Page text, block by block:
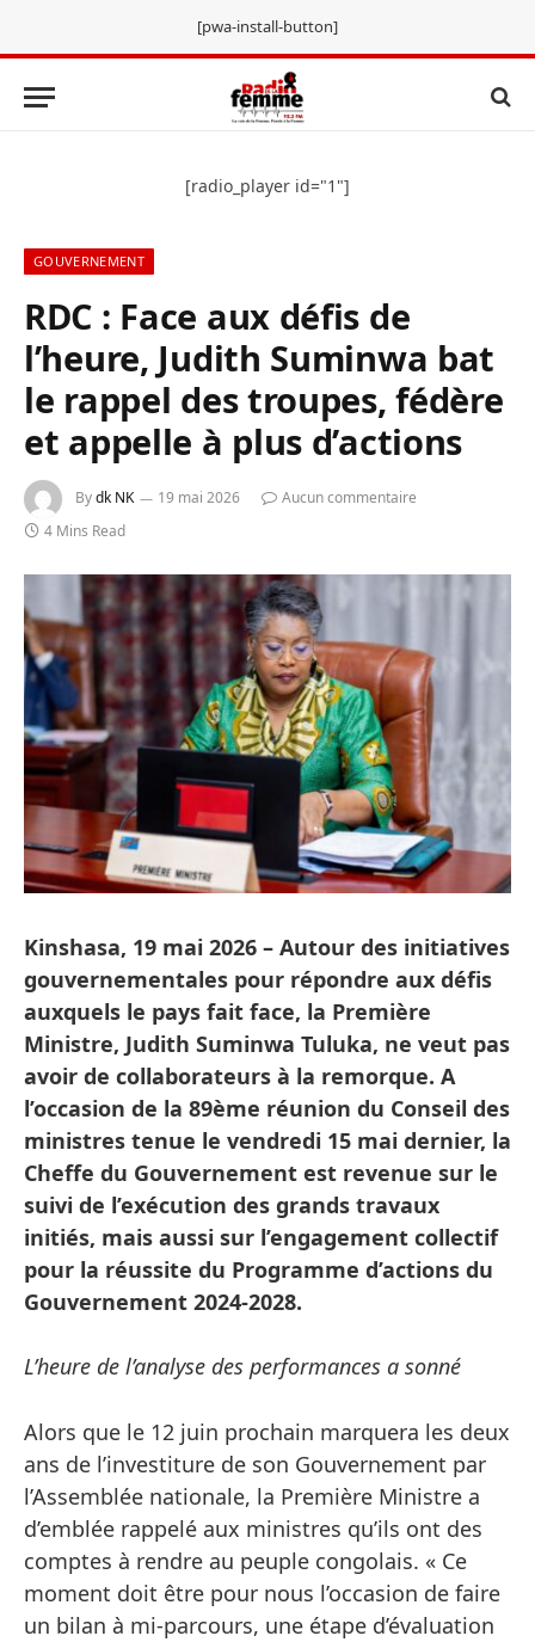
[pwa-install-button]
[radio_player id="1"]
GOUVERNEMENT
RDC : Face aux défis de
l’heure, Judith Suminwa bat
le rappel des troupes, fédère
et appelle à plus d’actions
Bydk NK 19 mai 2026
Aucun commentaire
4 Mins Read
Kinshasa, 19 mai 2026 – Autour des initiatives
gouvernementales pour répondre aux défis
auxquels le pays fait face, la Première
Ministre, Judith Suminwa Tuluka, ne veut pas
avoir de collaborateurs à la remorque. A
l’occasion de la 89ème réunion du Conseil des
ministres tenue le vendredi 15 mai dernier, la
Cheffe du Gouvernement est revenue sur le
suivi de l’exécution des grands travaux
initiés, mais aussi sur l’engagement collectif
pour la réussite du Programme d’actions du
Gouvernement 2024-2028.
L’heure de l’analyse des performances a sonné
Alors que le 12 juin prochain marquera les deux
ans de l’investiture de son Gouvernement par
l’Assemblée nationale, la Première Ministre a
d’emblée rappelé aux ministres qu’ils ont des
comptes à rendre au peuple congolais. « Ce
moment doit être pour nous l’occasion de faire
un bilan à mi-parcours, une étape d’évaluation